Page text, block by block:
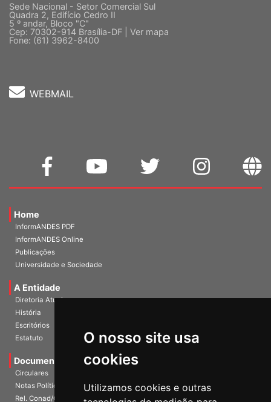
O nosso site usa
cookies
Utilizamos cookies e outras
Sede Nacional - Setor Comercial Sul
Quadra 2, Edifício Cedro II
5 º andar, Bloco "C"
Cep: 70302-914 Brasília-DF | Ver mapa
Fone: (61) 3962-8400
WEBMAIL
Home
InformANDES PDF
InformANDES Online
Publicações
Universidade e Sociedade
A Entidade
Diretoria Atual
História
Escritórios
Estatuto
Documentos
Circulares
Notas Políticas
Rel. Conad/Congresso